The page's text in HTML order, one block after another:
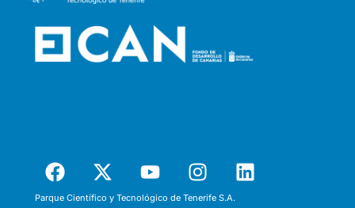
Parque Científico y Tecnológico de Tenerife S.A.